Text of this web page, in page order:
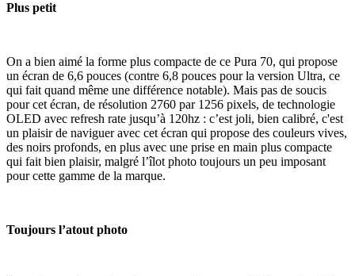
Plus petit
On a bien aimé la forme plus compacte de ce Pura 70, qui propose
un écran de 6,6 pouces (contre 6,8 pouces pour la version Ultra, ce
qui fait quand même une différence notable). Mais pas de soucis
pour cet écran, de résolution 2760 par 1256 pixels, de technologie
OLED avec refresh rate jusqu’à 120hz : c’est joli, bien calibré, c'est
un plaisir de naviguer avec cet écran qui propose des couleurs vives,
des noirs profonds, en plus avec une prise en main plus compacte
qui fait bien plaisir, malgré l’îlot photo toujours un peu imposant
pour cette gamme de la marque.
Toujours l’atout photo